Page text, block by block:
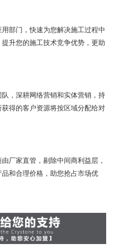
部门，快速为您解决施工过程中
升您的施工技术竞争优势，更助
，深耕网络营销和实体营销，持
得的客户资源将按区域分配给对
厂家直管，剔除中间商利益层，
和合理价格，助您抢占市场优